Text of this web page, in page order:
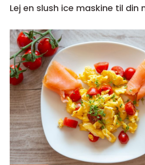
Lej en slush ice maskine til